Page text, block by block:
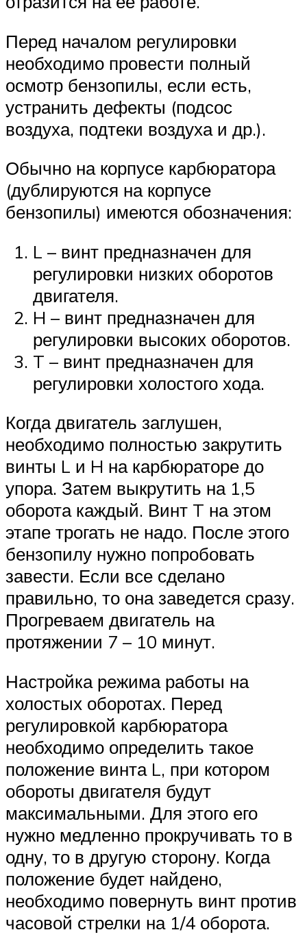
Перед началом регулировки
необходимо провести полный
осмотр бензопилы, если есть,
устранить дефекты (подсос
воздуха, подтеки воздуха и др.).
Обычно на корпусе карбюратора
(дублируются на корпусе
бензопилы) имеются обозначения:
L – винт предназначен для
регулировки низких оборотов
двигателя.
H – винт предназначен для
регулировки высоких оборотов.
T – винт предназначен для
регулировки холостого хода.
Когда двигатель заглушен,
необходимо полностью закрутить
винты L и H на карбюраторе до
упора. Затем выкрутить на 1,5
оборота каждый. Винт T на этом
этапе трогать не надо. После этого
бензопилу нужно попробовать
завести. Если все сделано
правильно, то она заведется сразу.
Прогреваем двигатель на
протяжении 7 – 10 минут.
Настройка режима работы на
холостых оборотах. Перед
регулировкой карбюратора
необходимо определить такое
положение винта L, при котором
обороты двигателя будут
максимальными. Для этого его
нужно медленно прокручивать то в
одну, то в другую сторону. Когда
положение будет найдено,
необходимо повернуть винт против
часовой стрелки на 1/4 оборота.